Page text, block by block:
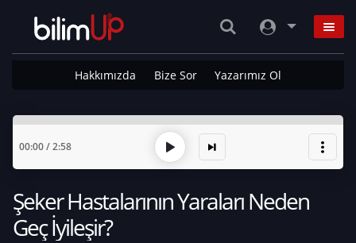
Hakkımızda Bize Sor Yazarımız Ol
00:00/2:58
Şeker Hastalarının Yaraları Neden
Geç İyileşir?